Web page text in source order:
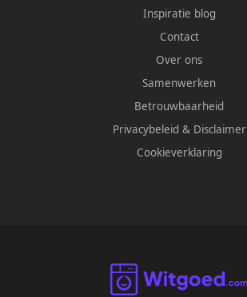
Inspiratie blog
Contact
Over ons
Samenwerken
Betrouwbaarheid
Privacybeleid & Disclaimer
Cookieverklaring